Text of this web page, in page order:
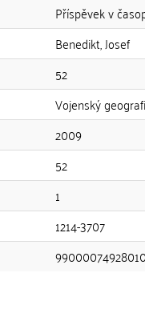
Příspěvek v
Benedikt, Josef
52
Vojenský
2009
52
1
1214-3707